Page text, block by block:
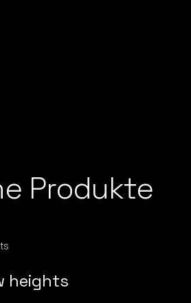
Produkte
heights